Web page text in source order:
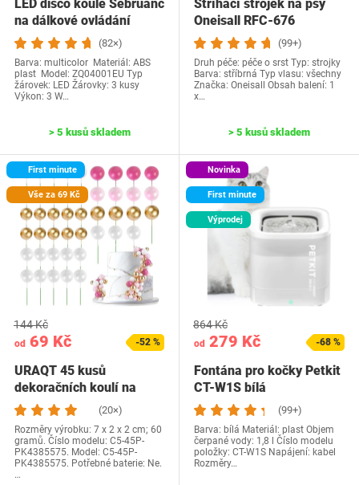
LED disco koule Sebruanc
na dálkové ovládání
(82×)
Barva: multicolor Materiál: ABS
plast Model: ‎ZQ04001EU Typ
žárovek: LED Žárovky: 3 kusy
Výkon: 3 W…
> 5 kusů skladem
Stříhací strojek na psy
Oneisall RFC-676
(99+)
Druh péče: péče o srst Typ: strojky
Barva: stříbrná Typ vlasu: všechny
Značka: Oneisall Obsah balení: 1
x…
> 5 kusů skladem
First minute
Vše za 69 Kč
od 69 Kč
144 Kč
-52 %
URAQT 45 kusů
dekoračních koulí na
dorty, ozdoby na dorty,…
(20×)
Rozměry výrobku: 7 x 2 x 2 cm; 60
gramů. Číslo modelu: C5-45P-
PK4385575. Model: C5-45P-
PK4385575. Potřebné baterie: Ne.
…
Novinka
First minute
Výprodej
od 279 Kč
864 Kč
-68 %
Fontána pro kočky Petkit
CT-W1S bílá
(99+)
Barva: bílá Materiál: plast Objem
čerpané vody: 1,8 l Číslo modelu
položky: CT-W1S Napájení: kabel
Rozměry…